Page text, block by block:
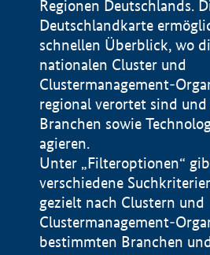
Regionen Deutschlands.
Deutschlandkarte
schnellen Überblick, wo
nationalen Cluster und
Clustermanagement-
regional verortet sind
Branchen sowie
agieren.
Unter „Filteroptionen“
verschiedene
gezielt nach Clustern und
Clustermanagement-
bestimmten Branchen und
Impressum
Datenschutzerklärung
BMWE, 2026 ©
100 km © Geobasis-DE / BKG 2015